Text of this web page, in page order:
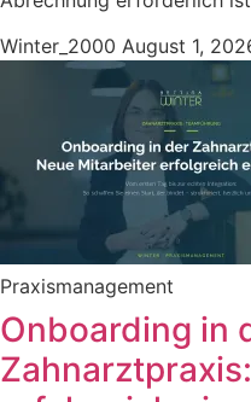
Winter_2000 August 1,
Praxismanagement
Onboarding in